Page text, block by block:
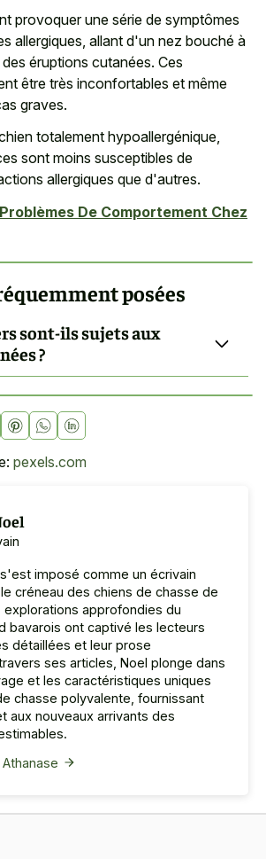
provoquer une série de symptômes
allergiques, allant d'un nez bouché à
éruptions cutanées. Ces
être très inconfortables et même
graves.
totalement hypoallergénique,
sont moins susceptibles de
allergiques que d'autres.
Problèmes De Comportement Chez
posées
sont-ils sujets aux
?
pexels.com
imposé comme un écrivain
créneau des chiens de chasse de
explorations approfondies du
bavarois ont captivé les lecteurs
détaillées et leur prose
ses articles, Noel plonge dans
et les caractéristiques uniques
chasse polyvalente, fournissant
aux nouveaux arrivants des